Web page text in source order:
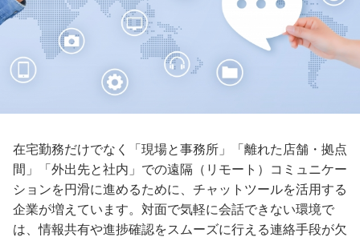
在宅勤務だけでなく「現場と事務所」「離れた店舗・拠点
間」「外出先と社内」での遠隔（リモート）コミュニケー
ションを円滑に進めるために、チャットツールを活用する
企業が増えています。対面で気軽に会話できない環境で
は、情報共有や進捗確認をスムーズに行える連絡手段が欠